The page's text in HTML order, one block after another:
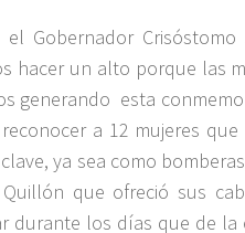
el Gobernador
hacer un alto porque las
generando esta
a 12 mujeres
ya sea como
que ofreció sus
durante los días que de la